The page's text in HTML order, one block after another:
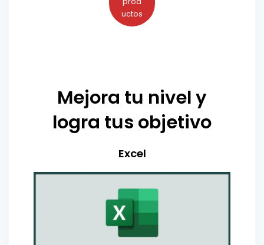
uctos
Mejora tu nivel y
logra tus objetivo
Excel